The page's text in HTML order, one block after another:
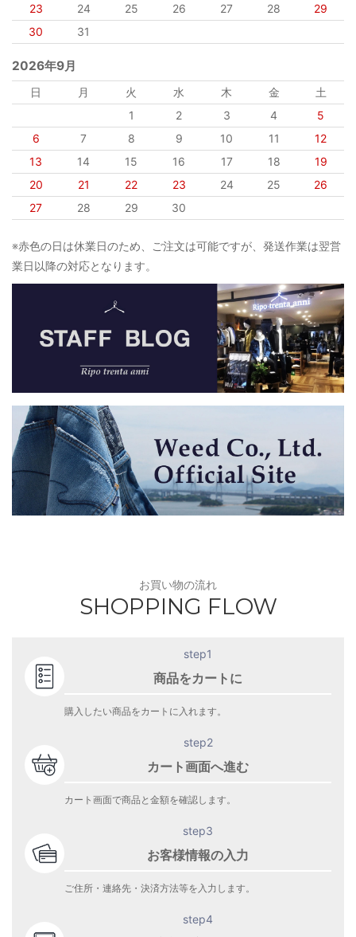
23
24 25 26 27 28
29
30
31
2026年9月
日 月 火 水 木 金
土
1
2 3 4
5
6
7 8 9 10 11
12
13
14 15 16 17 18
19
20
21 22 23 24 25
26
27
28 29 30
※赤色の日は休業日のため、ご注文は可能ですが、発送作業は翌営
業日以降の対応となります。
お買い物の流れ
SHOPPING FLOW
step1
商品をカートに
購入したい商品をカートに入れます。
step2
カート画面へ進む
カート画面で商品と金額を確認します。
step3
お客様情報の入力
ご住所・連絡先・決済方法等を入力します。
step4